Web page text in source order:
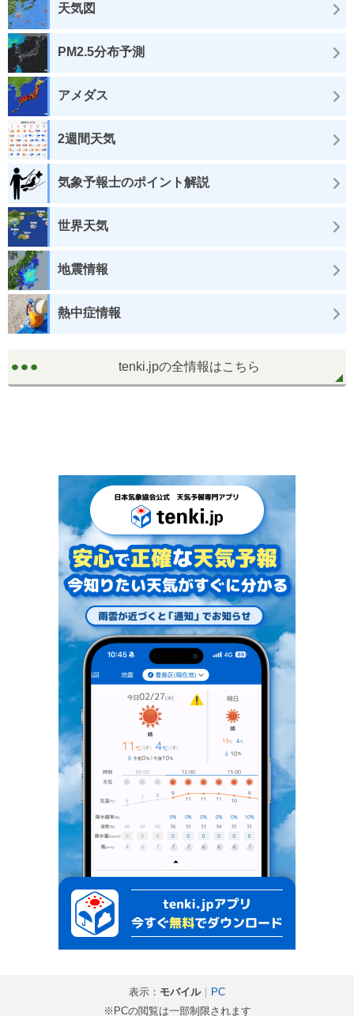
天気図
PM2.5分布予測
アメダス
2週間天気
気象予報士のポイント解説
世界天気
地震情報
熱中症情報
tenki.jpの全情報はこちら
表示： モバイル｜ PC
※PCの閲覧は一部制限されます